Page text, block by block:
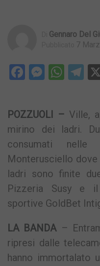
Gennaro Del
7
Facebook
POZZUOLI – Ville,
mirino dei ladri.
consumati
Monterusciello
ladri sono finite
Pizzeria Susy e
sportive GoldBet
LA BANDA–
ripresi dalle
hanno immortalato